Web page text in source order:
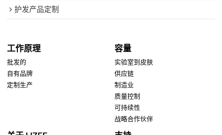
护发产品定制
工作原理
批发的
自有品牌
定制生产
容量
实验室到皮肤
供应链
制造业
质量控制
可持续性
战略合作伙伴